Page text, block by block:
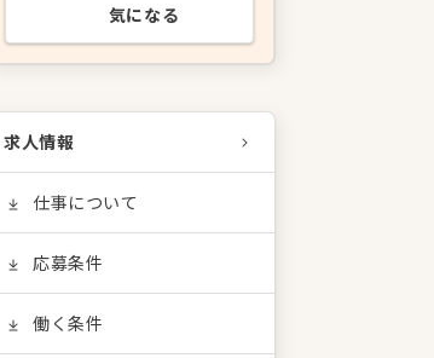
気になる
求人情報
仕事について
応募条件
働く条件